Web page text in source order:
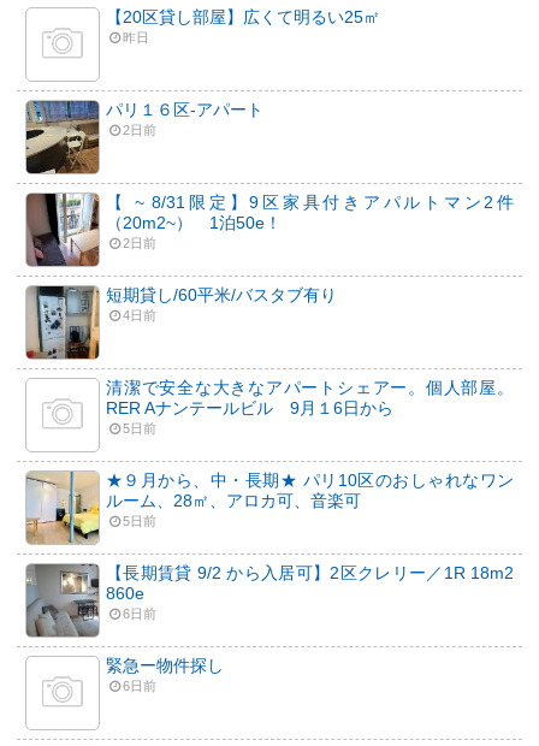
【20区貸し部屋】広くて明るい25㎡
昨日
パリ１６区-アパート
2日前
【 ~ 8/31限定】9区家具付きアパルトマン2件
（20m2~） 1泊50e！
2日前
短期貸し/60平米/バスタブ有り
4日前
清潔で安全な大きなアパートシェアー。個人部屋。
RER Aナンテールビル 9月１6日から
5日前
★９月から、中・長期★ パリ10区のおしゃれなワン
ルーム、28㎡、アロカ可、音楽可
5日前
【長期賃貸 9/2 から入居可】2区クレリー／1R 18m2
860e
6日前
緊急ー物件探し
6日前